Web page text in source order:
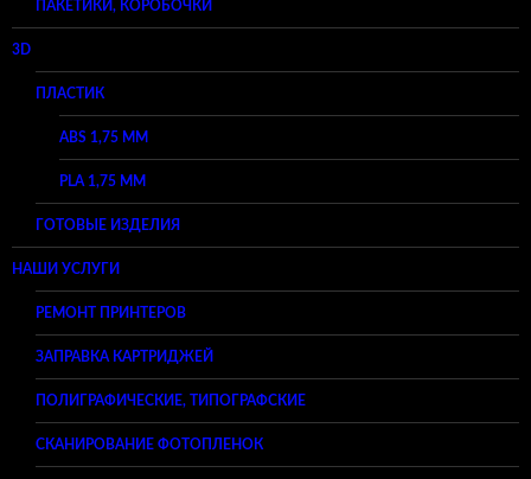
ПАКЕТИКИ, КОРОБОЧКИ
3D
ПЛАСТИК
ABS 1,75 ММ
PLA 1,75 ММ
ГОТОВЫЕ ИЗДЕЛИЯ
НАШИ УСЛУГИ
РЕМОНТ ПРИНТЕРОВ
ЗАПРАВКА КАРТРИДЖЕЙ
ПОЛИГРАФИЧЕСКИЕ, ТИПОГРАФСКИЕ
СКАНИРОВАНИЕ ФОТОПЛЕНОК